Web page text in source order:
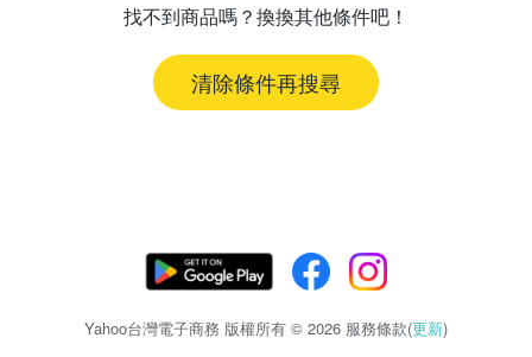
找不到商品嗎？換換其他條件吧！
清除條件再搜尋
Yahoo台灣電子商務 版權所有 © 2026 服務條款(更新)